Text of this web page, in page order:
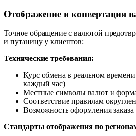
Отображение и конвертация
Точное обращение с валютой
и путаницу у клиентов:
Технические требования:
Курс обмена в реальном
каждый час)
Местные символы валют и
Соответствие правилам
Возможность оформления
Стандарты отображения по